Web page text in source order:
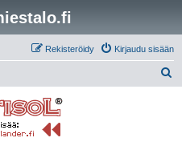
Kirjaudu sisään
Rekisteröidy